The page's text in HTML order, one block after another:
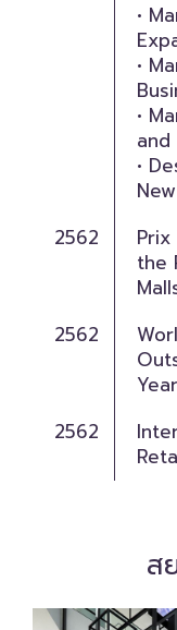
•
•
•
and
•
2562
the
2562
2562
ส